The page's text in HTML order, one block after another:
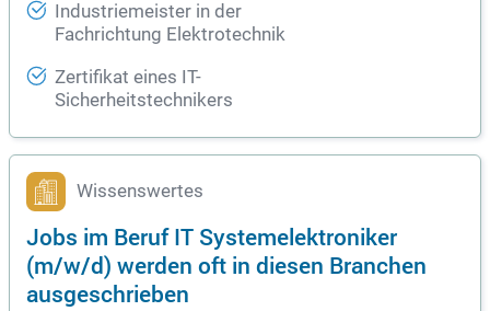
Industriemeister in der
Fachrichtung Elektrotechnik
Zertifikat eines IT-
Sicherheitstechnikers
Wissenswertes
Jobs im Beruf IT Systemelektroniker
(m/w/d) werden oft in diesen Branchen
ausgeschrieben